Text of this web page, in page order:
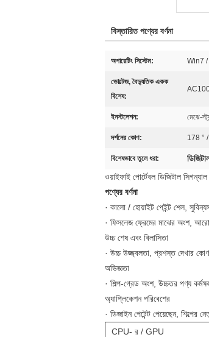
বিস্তারিত পণ্যের বর্ণনা
অপারেটিং সিস্টেম: Win7 /
ভোল্টেজ, বৈদ্যুতিক একক
বিশেষ:
ইনস্টলেশন: মেঝে-
দর্শনের কোণ: 178 °
বিশেষভাবে তুলে ধরা:
ওয়াইফাই পোর্টেবল ডিজিটাল
পণ্যের বর্ণনা
· কালো / হোয়াইট পেইন্ট শেল,
· ফিসলেজ ফ্রেমের মাঝের অংশ,
উচ্চ শেষ এবং বিলাসিতা
· উচ্চ উজ্জ্বলতা, প্রশস্ত দেখার
অভিজ্ঞতা
· শিল্প-গ্রেড অংশ, উচ্চতর পণ্য
অ্যাপ্লিকেশন পরিবেশের
· ডিজাইন পেটেন্ট পেয়েছেন, শিল্পের
CPU- র / GPU